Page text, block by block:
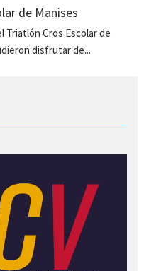
de Manises
Triatlón Cros Escolar de
disfrutar de...